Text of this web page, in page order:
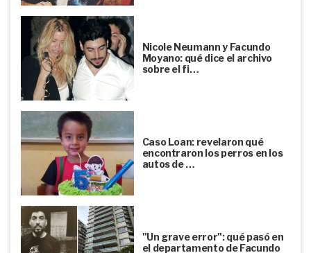
Nicole Neumann y Facundo
Moyano: qué dice el archivo
sobre el fi…
Caso Loan: revelaron qué
encontraron los perros en los
autos de …
"Un grave error": qué pasó en
el departamento de Facundo